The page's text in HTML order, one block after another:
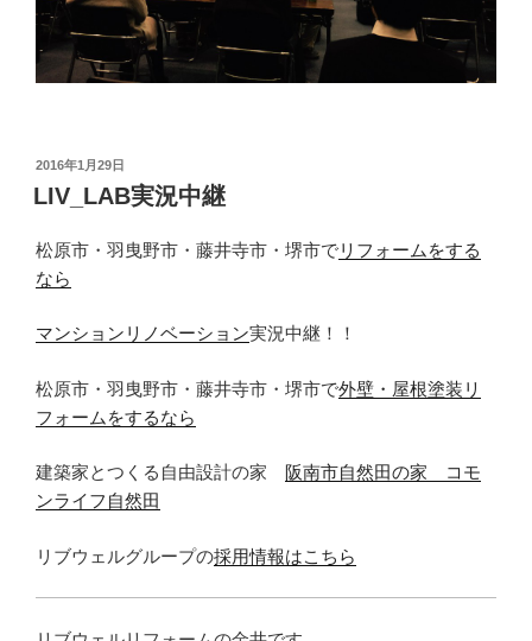
投
稿
日:
2016年1月29日
LIV_LAB実況中継
松原市・羽曳野市・藤井寺市・堺市でリフォームをする
なら
マンションリノベーション実況中継！！
松原市・羽曳野市・藤井寺市・堺市で外壁・屋根塗装リ
フォームをするなら
建築家とつくる自由設計の家 阪南市自然田の家 コモ
ンライフ自然田
リブウェルグループの採用情報はこちら